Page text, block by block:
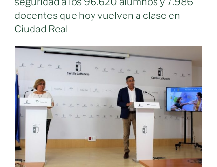
ciclos
de
FP
para
que
carecen
de
académicos
para
docentes que hoy vuelven a clase en
Ciudad Real